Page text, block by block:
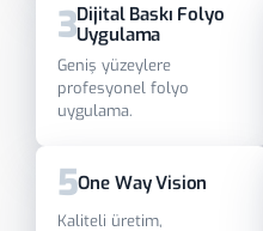
3Dijital Baskı Folyo
Uygulama
Geniş yüzeylere
profesyonel folyo
uygulama.
5One Way Vision
Kaliteli üretim,